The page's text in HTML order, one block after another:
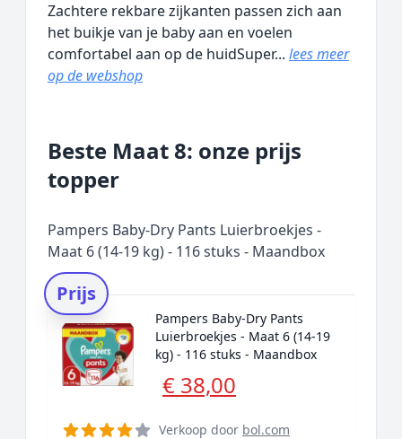
Zachtere rekbare zijkanten passen zich aan
het buikje van je baby aan en voelen
comfortabel aan op de huidSuper... lees meer
op de webshop
Beste Maat 8: onze prijs
topper
Pampers Baby-Dry Pants Luierbroekjes -
Maat 6 (14-19 kg) - 116 stuks - Maandbox
Prijs
Pampers Baby-Dry Pants
Luierbroekjes - Maat 6 (14-19
kg) - 116 stuks - Maandbox
€ 38,00
Verkoop door bol.com